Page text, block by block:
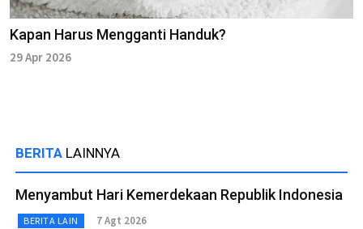
Kapan Harus Mengganti Handuk?
29 Apr 2026
BERITA LAINNYA
Menyambut Hari Kemerdekaan Republik Indonesia
BERITA LAIN 7 Agt 2026